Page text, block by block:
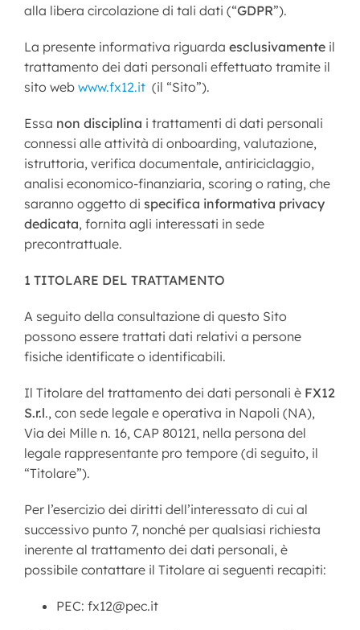
alla libera circolazione di tali dati (“GDPR”).
La presente informativa riguarda esclusivamenteil
trattamento dei dati personali effettuato tramite il
sito web www.fx12.it(il “Sito”).
Essa non disciplina i trattamenti di dati personali
connessi alle attività di onboarding, valutazione,
istruttoria, verifica documentale, antiriciclaggio,
analisi economico-finanziaria, scoring o rating, che
saranno oggetto di specifica informativa privacy
dedicata, fornita agli interessati in sede
precontrattuale.
1 TITOLARE DEL TRATTAMENTO
A seguito della consultazione di questo Sito
possono essere trattati dati relativi a persone
fisiche identificate o identificabili.
Il Titolare del trattamento dei dati personali è FX12
S.r.l., con sede legale e operativa in Napoli (NA),
Via dei Mille n. 16, CAP 80121, nella persona del
legale rappresentante pro tempore (di seguito, il
“Titolare”).
Per l’esercizio dei diritti dell’interessato di cui al
successivo punto 7, nonché per qualsiasi richiesta
inerente al trattamento dei dati personali, è
possibile contattare il Titolare ai seguenti recapiti:
PEC: fx12@pec.it